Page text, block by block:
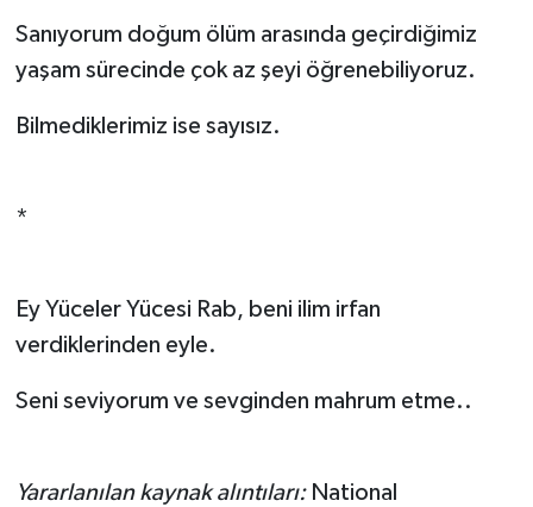
Sanıyorum doğum ölüm arasında geçirdiğimiz
yaşam sürecinde çok az şeyi öğrenebiliyoruz.
Bilmediklerimiz ise sayısız.
*
Ey Yüceler Yücesi Rab, beni ilim irfan
verdiklerinden eyle.
Seni seviyorum ve sevginden mahrum etme..
Yararlanılan kaynak alıntıları: National